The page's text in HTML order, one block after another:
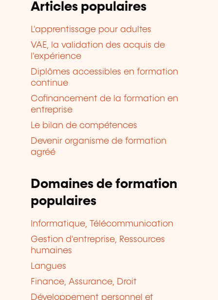
Articles populaires
L'apprentissage pour adultes
VAE, la validation des acquis de
l'expérience
Diplômes accessibles en formation
continue
Cofinancement de la formation en
entreprise
Le bilan de compétences
Devenir organisme de formation
agréé
Domaines de formation
populaires
Informatique, Télécommunication
Gestion d'entreprise, Ressources
humaines
Langues
Finance, Assurance, Droit
Développement personnel et